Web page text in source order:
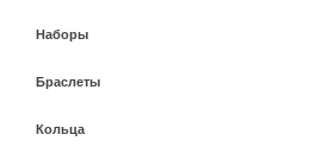
Наборы
Браслеты
Кольца